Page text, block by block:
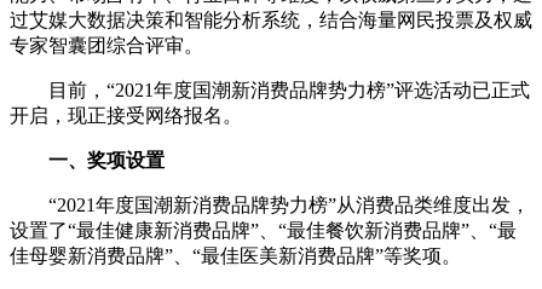
过艾媒大数据决策和智能分析系统，结合海量网民投票及权威
专家智囊团综合评审。
目前，“2021年度国潮新消费品牌势力榜”评选活动已正式
开启，现正接受网络报名。
一、奖项设置
“2021年度国潮新消费品牌势力榜”从消费品类维度出发，
设置了“最佳健康新消费品牌”、“最佳餐饮新消费品牌”、“最
佳母婴新消费品牌”、“最佳医美新消费品牌”等奖项。